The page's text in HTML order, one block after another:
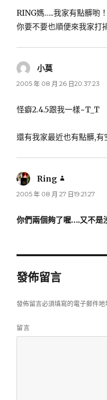
RING媽…..我家有點髒喲！
你要不要也順便來我家打
小莫
示:
2005 年 08 月 26 日20:37:23
怪癖2.4.5跟我一樣~T_T
還有我家最近也有點髒,
Ring
示:
2005 年 08 月 27 日19:21:27
你們兩個夠了喔….又不是
發佈留言
發佈留言必須填寫的電子郵件地
留言